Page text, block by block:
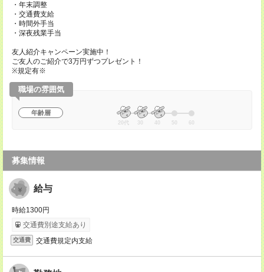
・年末調整
・交通費支給
・時間外手当
・深夜残業手当
友人紹介キャンペーン実施中！
ご友人のご紹介で3万円ずつプレゼント！
※規定有※
職場の雰囲気
年齢層
20代 30 40 50 60
募集情報
給与
時給1300円
交通費別途支給あり
交通費 交通費規定内支給